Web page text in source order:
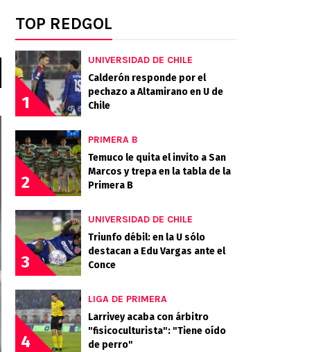
TOP REDGOL
1
UNIVERSIDAD DE CHILE
Calderón responde por el
pechazo a Altamirano en U de
Chile
2
PRIMERA B
Temuco le quita el invito a San
Marcos y trepa en la tabla de la
Primera B
3
UNIVERSIDAD DE CHILE
Triunfo débil: en la U sólo
destacan a Edu Vargas ante el
Conce
4
LIGA DE PRIMERA
Larrivey acaba con árbitro
"fisicoculturista": "Tiene oído
de perro"